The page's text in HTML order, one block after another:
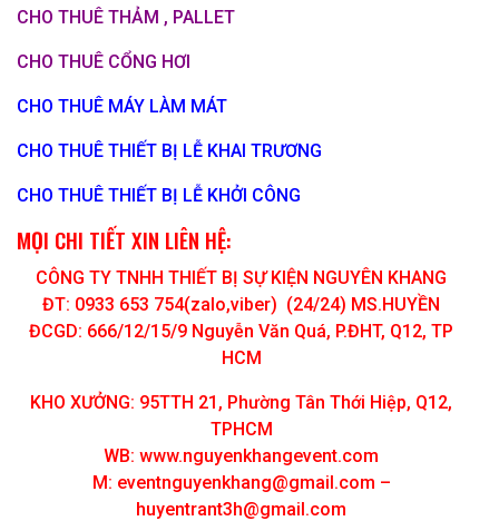
CHO THUÊ THẢM , PALLET
CHO THUÊ CỔNG HƠI
CHO THUÊ MÁY LÀM MÁT
CHO THUÊ THIẾT BỊ LỄ KHAI TRƯƠNG
CHO THUÊ THIẾT BỊ LỄ KHỞI CÔNG
MỌI CHI TIẾT XIN LIÊN HỆ:
CÔNG TY TNHH THIẾT BỊ SỰ KIỆN NGUYÊN KHANG
ĐT: 0933 653 754(zalo,viber) (24/24) MS.HUYỀN
ĐCGD: 666/12/15/9 Nguyễn Văn Quá, P.ĐHT, Q12, TP
HCM
KHO XƯỞNG: 95TTH 21, Phường Tân Thới Hiệp, Q12,
TPHCM
WB: www.nguyenkhangevent.com
M: eventnguyenkhang@gmail.com –
huyentrant3h@gmail.com